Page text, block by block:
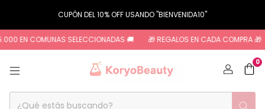
CUPÓN DEL 10% OFF USANDO "BIENVENIDA10"
EN COMUNAS SELECCIONADAS 🚚 🎁 REGALOS EN CADA COMPRA 🎁
0